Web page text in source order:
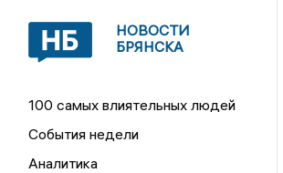
НОВОСТИ
БРЯНСКА
100 самых влиятельных людей
События недели
Аналитика